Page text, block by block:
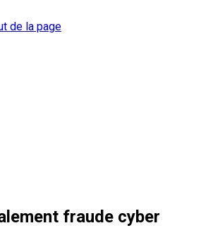
de la page
fraude cyber